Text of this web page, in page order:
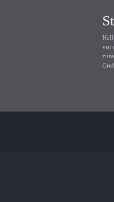
vor